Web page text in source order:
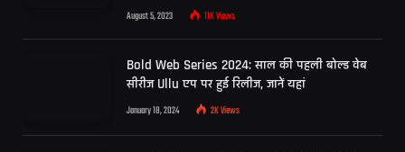
August 5, 2023 11KViews
Bold Web Series 2024: साल की पहली बोल्ड वेब
सीरीज Ullu एप पर हुई रिलीज, जानें यहां
January 18, 2024 2KViews